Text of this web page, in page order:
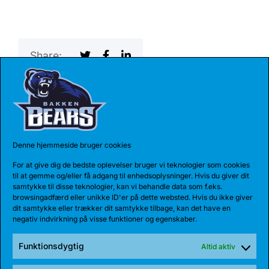
Denne hjemmeside bruger cookies
For at give dig de bedste oplevelser bruger vi teknologier som cookies
til at gemme og/eller få adgang til enhedsoplysninger. Hvis du giver dit
samtykke til disse teknologier, kan vi behandle data som f.eks.
browsingadfærd eller unikke ID'er på dette websted. Hvis du ikke giver
dit samtykke eller trækker dit samtykke tilbage, kan det have en
negativ indvirkning på visse funktioner og egenskaber.
Funktionsdygtig Altid aktiv
Share:
SENESTE NYHEDER